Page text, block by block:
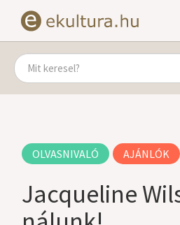
OLVASNIVALÓ AJÁNLÓK
Jacqueline